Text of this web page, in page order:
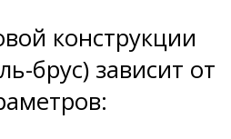
конструкции
брус) зависит от